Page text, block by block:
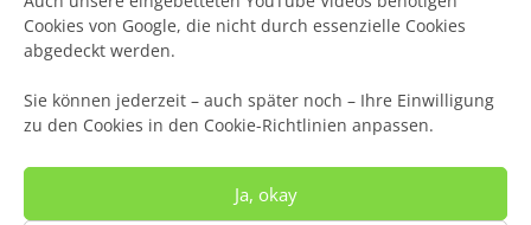
Cookies von Google, die nicht durch essenzielle Cookies
abgedeckt werden.
Sie können jederzeit – auch später noch – Ihre Einwilligung
zu den Cookies in den Cookie-Richtlinien anpassen.
Ja, okay